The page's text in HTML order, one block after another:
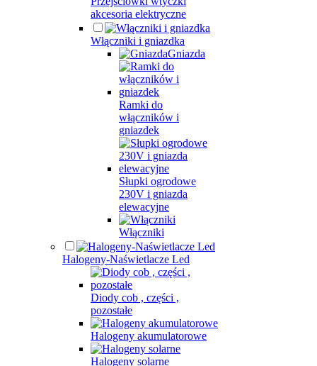
akcesoria elektryczne
Włączniki i gniazdka
Gniazda
Ramki do
włączników i
gniazdek
Słupki ogrodowe
230V i gniazda
elewacyjne
Włączniki
Halogeny-Naświetlacze Led
Diody cob , części ,
pozostałe
Halogeny akumulatorowe
Halogeny solarne